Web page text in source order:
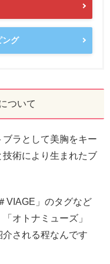
ング
ついて
ラとして美胸をキー
術により生まれたブ
VIAGE」のタグなど
オトナミューズ」
介される程なんです